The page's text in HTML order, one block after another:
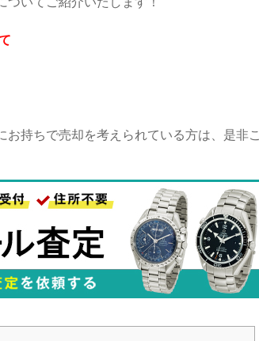
持ちで売却を考えられている方は、是非こ